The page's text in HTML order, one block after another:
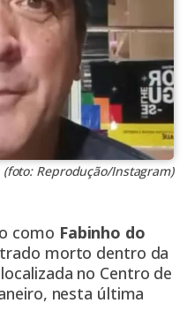
(foto: Reprodução/Instagram)
como Fabinho do
morto dentro da
no Centro de
nesta última